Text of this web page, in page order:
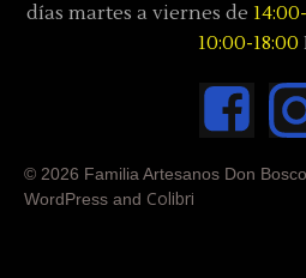
días martes a viernes de
10:00-18:00
© 2026 Familia Artesanos Don
WordPress and Colibri